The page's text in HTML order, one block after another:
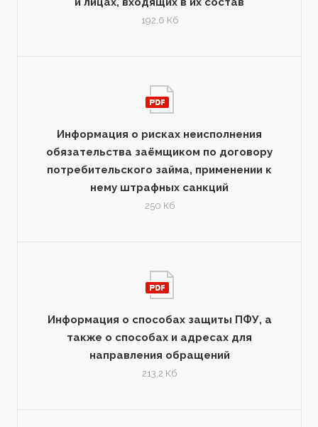
192,6 Кб
Информация о рисках неисполнения
обязательства заёмщиком по договору
потребительского займа, применении к
нему штрафных санкций
250 Кб
Информация о способах защиты ПФУ, а
также о способах и адресах для
направления обращений
213,2 Кб